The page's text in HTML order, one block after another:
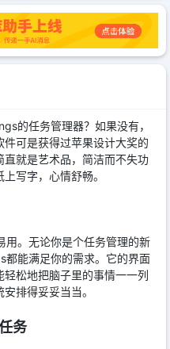
的任务管理器？如果没有，
可是获得过苹果设计大奖的
就是艺术品，简洁而不失功
写字，心情舒畅。
用。无论你是个任务管理的新
都能满足你的需求。它的界面
松地把脑子里的事情一一列
排得妥妥当当。
务